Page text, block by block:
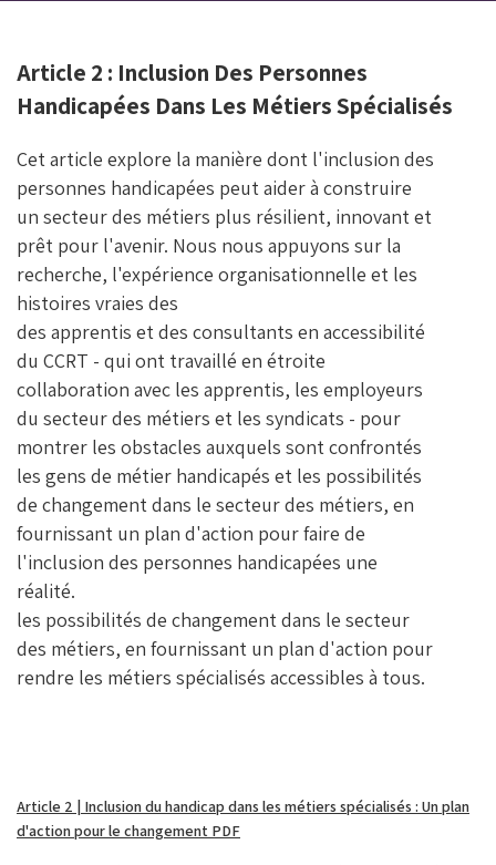
Article 2 : Inclusion Des Personnes
Handicapées Dans Les Métiers Spécialisés
Cet article explore la manière dont l'inclusion des
personnes handicapées peut aider à construire
un secteur des métiers plus résilient, innovant et
prêt pour l'avenir. Nous nous appuyons sur la
recherche, l'expérience organisationnelle et les
histoires vraies des
des apprentis et des consultants en accessibilité
du CCRT - qui ont travaillé en étroite
collaboration avec les apprentis, les employeurs
du secteur des métiers et les syndicats - pour
montrer les obstacles auxquels sont confrontés
les gens de métier handicapés et les possibilités
de changement dans le secteur des métiers, en
fournissant un plan d'action pour faire de
l'inclusion des personnes handicapées une
réalité.
les possibilités de changement dans le secteur
des métiers, en fournissant un plan d'action pour
rendre les métiers spécialisés accessibles à tous.
Article 2 | Inclusion du handicap dans les métiers spécialisés : Un plan
d'action pour le changement PDF